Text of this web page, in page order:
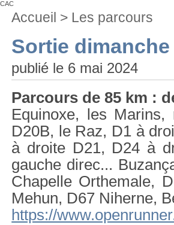
CAC
Vous
êtes
:
Accueil > Les parcours
Sortie dimanche
publié le 6 mai 2024
Parcours de 85 km :
Equinoxe, les
D20B, le Raz, D1 à
à droite D21, D24 à
gauche direc...
Chapelle Orthemale,
Mehun, D67 Niherne,
https://